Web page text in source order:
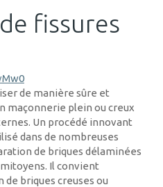
fissures
de manière sûre et
maçonnerie plein ou creux
Un procédé innovant
dans de nombreuses
de briques délaminées
Il convient
briques creuses ou